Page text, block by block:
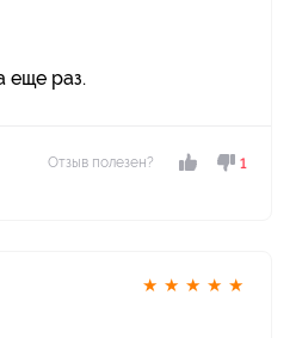
еще раз.
Отзыв полезен? 1
★ ★ ★ ★ ★